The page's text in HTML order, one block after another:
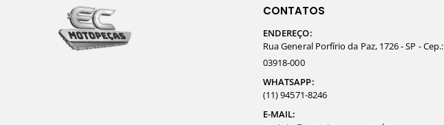
CONTATOS
ENDEREÇO:
Rua General Porfírio da Paz, 1726 - SP - Cep.:
03918-000
WHATSAPP:
(11) 94571-8246
E-MAIL: